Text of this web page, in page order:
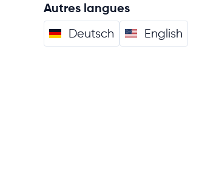
Autres langues
Deutsch
English